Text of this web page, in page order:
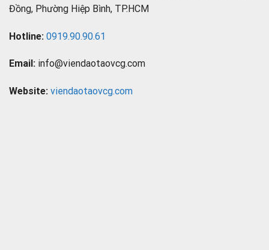
Đồng, Phường Hiệp Bình, TP.HCM
Hotline: 0919.90.90.61
Email: info@viendaotaovcg.com
Website: viendaotaovcg.com